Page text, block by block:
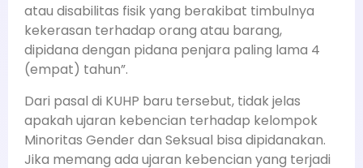
atau disabilitas fisik yang berakibat timbulnya
kekerasan terhadap orang atau barang,
dipidana dengan pidana penjara paling lama 4
(empat) tahun”.
Dari pasal di KUHP baru tersebut, tidak jelas
apakah ujaran kebencian terhadap kelompok
Minoritas Gender dan Seksual bisa dipidanakan.
Jika memang ada ujaran kebencian yang terjadi